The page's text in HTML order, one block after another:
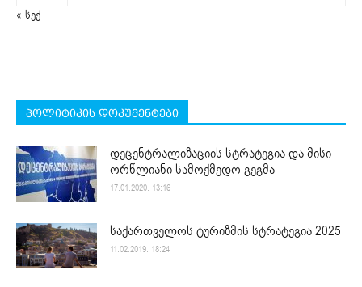
« სექ
პოლიტიკის დოკუმენტები
დეცენტრალიზაციის სტრატეგია და მისი
ორწლიანი სამოქმედო გეგმა
17.01.2020. 13:16
საქართველოს ტურიზმის სტრატეგია 2025
11.02.2019. 18:24